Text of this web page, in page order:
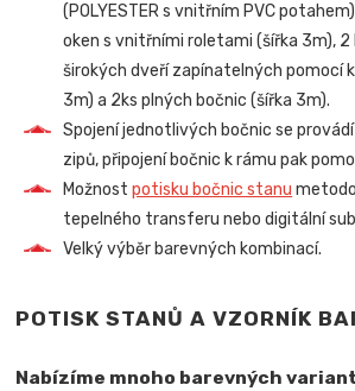
(POLYESTER s vnitřním PVC
oken s vnitřními roletami (šířka 3m),
širokých dveří zapínatelných pomocí
3m) a 2ks plných bočnic (šířka 3m).
Spojení jednotlivých bočnic se
zipů, připojení bočnic k rámu pak
Možnostpotisku bočnic stanu
tepelného transferu nebo digitální
Velký výběr barevných kombinací.
POTISK STANŮ A VZORNÍK
Nabízíme mnoho barevných